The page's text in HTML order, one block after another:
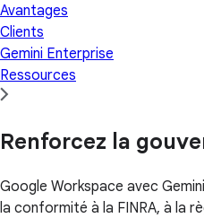
Avantages
Clients
Gemini Enterprise
Ressources
Renforcez la
Google Workspace avec
la conformité à la FINRA, à la